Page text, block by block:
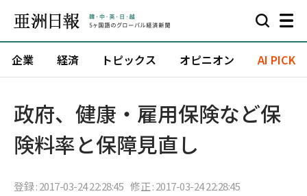
企業 経済 トピックス オピニオン AI PICK
政府、健康・雇用保険など保
険料率と保障見直し
登録 : 2017-03-24 22:28:45 修正 : 2017-03-24 22:28:45